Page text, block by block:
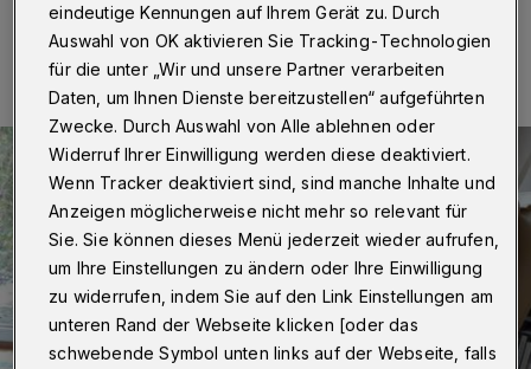
19.02.2017 , 10:00 Uhr Eine Minute Lesezeit
eindeutige Kennungen auf Ihrem Gerät zu. Durch
Auswahl von OK aktivieren Sie Tracking-Technologien
für die unter „Wir und unsere Partner verarbeiten
Daten, um Ihnen Dienste bereitzustellen“ aufgeführten
Zwecke. Durch Auswahl von Alle ablehnen oder
Widerruf Ihrer Einwilligung werden diese deaktiviert.
Wenn Tracker deaktiviert sind, sind manche Inhalte und
Anzeigen möglicherweise nicht mehr so relevant für
Sie. Sie können dieses Menü jederzeit wieder aufrufen,
um Ihre Einstellungen zu ändern oder Ihre Einwilligung
zu widerrufen, indem Sie auf den Link Einstellungen am
unteren Rand der Webseite klicken [oder das
schwebende Symbol unten links auf der Webseite, falls